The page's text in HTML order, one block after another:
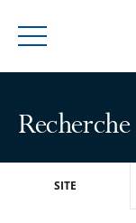
Menu
Recherche
SITE